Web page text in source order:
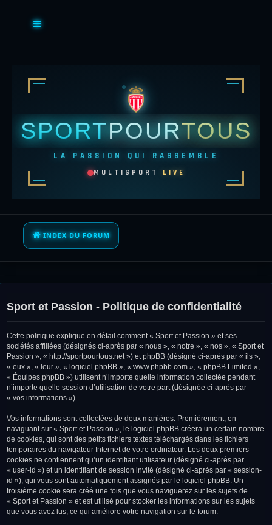
SPORTPOURTOUS
LA PASSION QUI RASSEMBLE
MULTISPORT LIVE
INDEX DU FORUM
Sport et Passion - Politique de confidentialité
Cette politique explique en détail comment « Sport et Passion » et ses
sociétés affiliées (désignés ci-après par « nous », « notre », « nos », « Sport et
Passion », « http://sportpourtous.net ») et phpBB (désigné ci-après par « ils »,
« eux », « leur », « logiciel phpBB », « www.phpbb.com », « phpBB Limited »,
« Équipes phpBB ») utilisent n’importe quelle information collectée pendant
n’importe quelle session d’utilisation de votre part (désignée ci-après par
« vos informations »).
Vos informations sont collectées de deux manières. Premièrement, en
naviguant sur « Sport et Passion », le logiciel phpBB créera un certain nombre
de cookies, qui sont des petits fichiers textes téléchargés dans les fichiers
temporaires du navigateur Internet de votre ordinateur. Les deux premiers
cookies ne contiennent qu’un identifiant utilisateur (désigné ci-après par
« user-id ») et un identifiant de session invité (désigné ci-après par « session-
id »), qui vous sont automatiquement assignés par le logiciel phpBB. Un
troisième cookie sera créé une fois que vous naviguerez sur les sujets de
« Sport et Passion » et est utilisé pour stocker les informations sur les sujets
que vous avez lus, ce qui améliore votre navigation sur le forum.